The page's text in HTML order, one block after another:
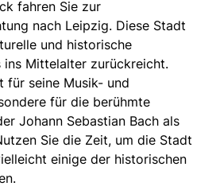
fahren Sie zur
nach Leipzig. Diese Stadt
und historische
ins Mittelalter zurückreicht.
für seine Musik- und
für die berühmte
Johann Sebastian Bach als
Sie die Zeit, um die Stadt
einige der historischen